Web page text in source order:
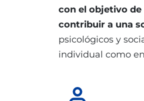
con el objetivo
contribuir a una
psicológicos y
individual como